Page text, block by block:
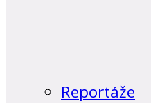
Reportáže